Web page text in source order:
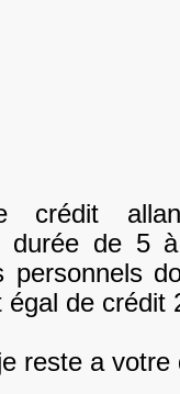
crédit
durée de 5
personnels
de crédit
reste a votre